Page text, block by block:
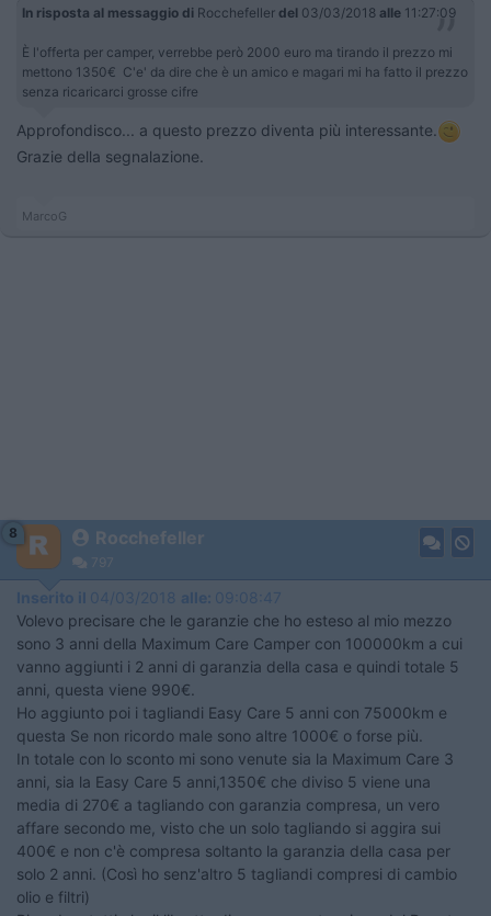
In risposta al messaggio di Rocchefeller del 03/03/2018 alle 11:27:09
È l'offerta per camper, verrebbe però 2000 euro ma tirando il prezzo mi
mettono 1350€ C'e' da dire che è un amico e magari mi ha fatto il prezzo
senza ricaricarci grosse cifre
Approfondisco... a questo prezzo diventa più interessante.
Grazie della segnalazione.
MarcoG
8 Rocchefeller
797
Inserito il 04/03/2018 alle: 09:08:47
Volevo precisare che le garanzie che ho esteso al mio mezzo
sono 3 anni della Maximum Care Camper con 100000km a cui
vanno aggiunti i 2 anni di garanzia della casa e quindi totale 5
anni, questa viene 990€.
Ho aggiunto poi i tagliandi Easy Care 5 anni con 75000km e
questa Se non ricordo male sono altre 1000€ o forse più.
In totale con lo sconto mi sono venute sia la Maximum Care 3
anni, sia la Easy Care 5 anni,1350€ che diviso 5 viene una
media di 270€ a tagliando con garanzia compresa, un vero
affare secondo me, visto che un solo tagliando si aggira sui
400€ e non c'è compresa soltanto la garanzia della casa per
solo 2 anni. (Così ho senz'altro 5 tagliandi compresi di cambio
olio e filtri)